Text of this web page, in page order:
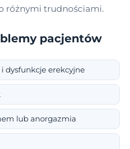
różnymi trudnościami.
pacjentów
dysfunkcje erekcyjne
lub anorgazmia